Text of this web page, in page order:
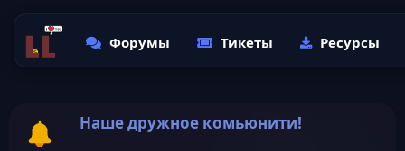
Форумы Тикеты Ресурсы
Наше дружное комьюнити!